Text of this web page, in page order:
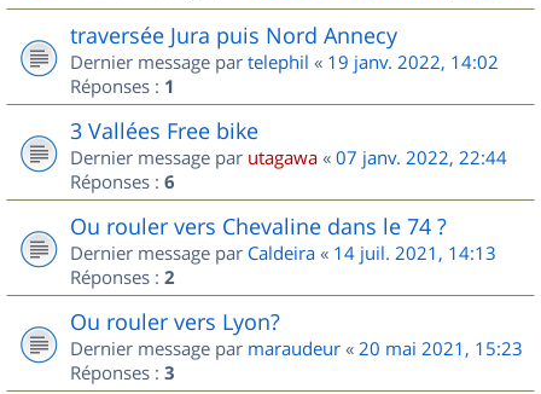
traversée Jura puis Nord Annecy
Dernier message par telephil « 19 janv. 2022, 14:02
Réponses : 1
3 Vallées Free bike
Dernier message par utagawa « 07 janv. 2022, 22:44
Réponses : 6
Ou rouler vers Chevaline dans le 74 ?
Dernier message par Caldeira « 14 juil. 2021, 14:13
Réponses : 2
Ou rouler vers Lyon?
Dernier message par maraudeur « 20 mai 2021, 15:23
Réponses : 3